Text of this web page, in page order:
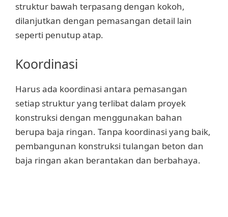
struktur bawah terpasang dengan kokoh,
dilanjutkan dengan pemasangan detail lain
seperti penutup atap.
Koordinasi
Harus ada koordinasi antara pemasangan
setiap struktur yang terlibat dalam proyek
konstruksi dengan menggunakan bahan
berupa baja ringan. Tanpa koordinasi yang baik,
pembangunan konstruksi tulangan beton dan
baja ringan akan berantakan dan berbahaya.